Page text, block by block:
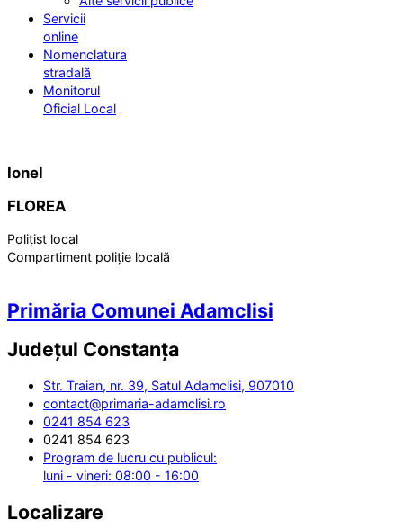
Servicii
online
Nomenclatura
stradală
Monitorul
Oficial Local
Ionel
FLOREA
Polițist local
Compartiment poliție locală
Primăria Comunei Adamclisi
Județul Constanța
Str. Traian, nr. 39, Satul Adamclisi, 907010
contact@primaria-adamclisi.ro
0241 854 623
0241 854 623
Program de lucru cu publicul:
luni - vineri: 08:00 - 16:00
Localizare